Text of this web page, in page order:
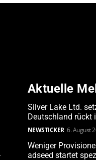
Aktuelle
Silver Lake Ltd.
Deutschland rückt
NEWSTICKER 6. August
Weniger
adseed startet